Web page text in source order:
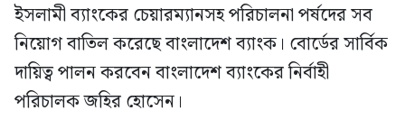
ইসলামী ব্যাংকের চেয়ারম্যানসহ পরিচালনা পর্ষদের সব
নিয়োগ বাতিল করেছে বাংলাদেশ ব্যাংক। বোর্ডের সার্বিক
দায়িত্ব পালন করবেন বাংলাদেশ ব্যাংকের নির্বাহী
পরিচালক জহির হোসেন।